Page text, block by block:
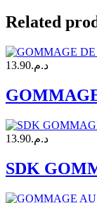
Related
د.م.13.90
د.م.13.90
SDK